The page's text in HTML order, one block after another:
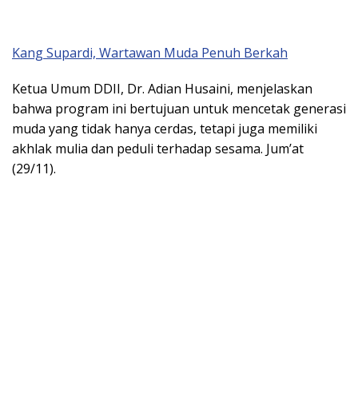
Kang Supardi, Wartawan Muda Penuh Berkah
Ketua Umum DDII, Dr. Adian Husaini, menjelaskan
bahwa program ini bertujuan untuk mencetak generasi
muda yang tidak hanya cerdas, tetapi juga memiliki
akhlak mulia dan peduli terhadap sesama. Jum’at
(29/11).